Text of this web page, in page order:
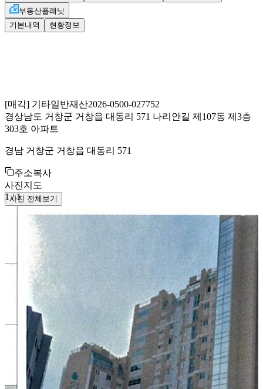
부동산플래닛
기본내역
현황정보
[매각] 기타일반재산2026-0500-027752
경상남도 거창군 거창읍 대동리 571 나리안길 제107동 제3층
303호 아파트
경남 거창군 거창읍 대동리 571
주소복사
사진지도
1 /1
사진 전체보기